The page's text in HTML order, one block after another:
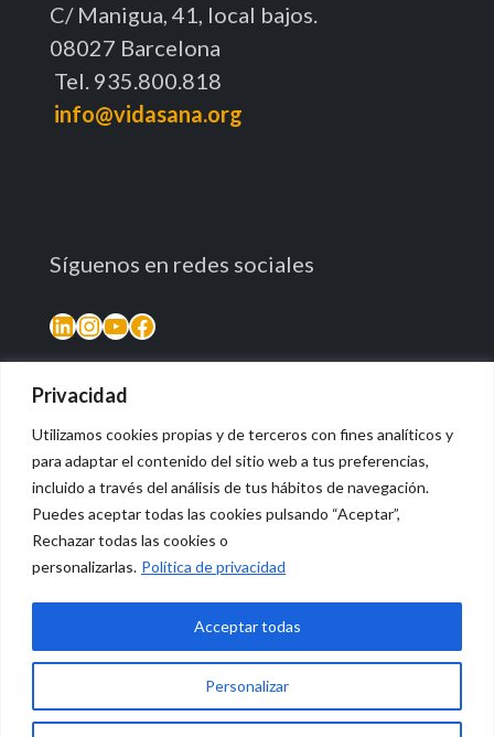
Privacidad
Utilizamos cookies propias y de terceros con fines analíticos y
para adaptar el contenido del sitio web a tus preferencias,
incluido a través del análisis de tus hábitos de navegación.
Puedes aceptar todas las cookies pulsando “Aceptar”,
Rechazar todas las cookies o
personalizarlas. Política de privacidad
Personalizar
Acceptar todas
C/ Manigua, 41, local bajos.
08027 Barcelona
Tel. 935.800.818
info@vidasana.org
Síguenos en redes sociales
LinkedIn
Instagram
YouTube
Facebook
© 2026 Vidasana | All Rights Reserved
Aviso legal
Política de privacidad
Política de devolución monetaria